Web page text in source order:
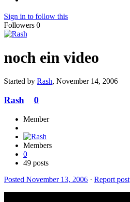
Sign in to follow this
Followers 0
noch ein video
Started by Rash, November 14, 2006
Rash 0
Member
Members
0
49 posts
Posted November 13, 2006 · Report post